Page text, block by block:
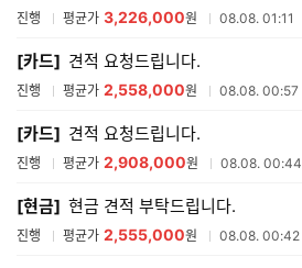
진행 평균가 3,226,000원 08.08. 01:11
[카드] 견적 요청드립니다.
진행 평균가 2,558,000원 08.08. 00:57
[카드] 견적 요청드립니다.
진행 평균가 2,908,000원 08.08. 00:44
[현금] 현금 견적 부탁드립니다.
진행 평균가 2,555,000원 08.08. 00:42